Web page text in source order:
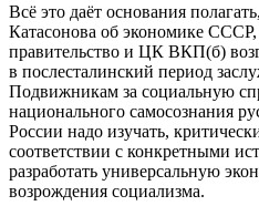
Всё это даёт основания
Катасонова об экономике СССР,
правительство и ЦК ВКП(б)
в послесталинский период
Подвижникам за социальную
национального самосознания
России надо изучать,
соответствии с конкретными
разработать универсальную
возрождения социализма.